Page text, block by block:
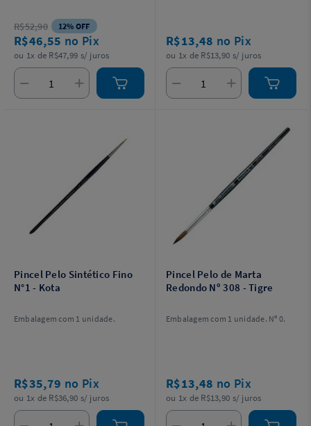
R$52,90 12% OFF
R$46,55 no Pix
ou 1x de R$47,99 s/ juros
R$13,48 no Pix
ou 1x de R$13,90 s/ juros
Pincel Pelo Sintético Fino
N°1 - Kota
Embalagem com 1 unidade.
R$35,79 no Pix
ou 1x de R$36,90 s/ juros
Pincel Pelo de Marta
Redondo Nº 308 - Tigre
Embalagem com 1 unidade. Nº 0.
R$13,48 no Pix
ou 1x de R$13,90 s/ juros